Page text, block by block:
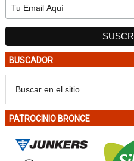
BUSCADOR
PATROCINIO BRONCE